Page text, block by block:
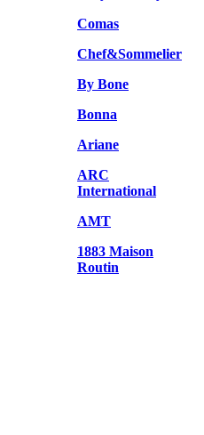
Comas
Chef&Sommelier
By Bone
Bonna
Ariane
ARC
International
AMT
1883 Maison
Routin